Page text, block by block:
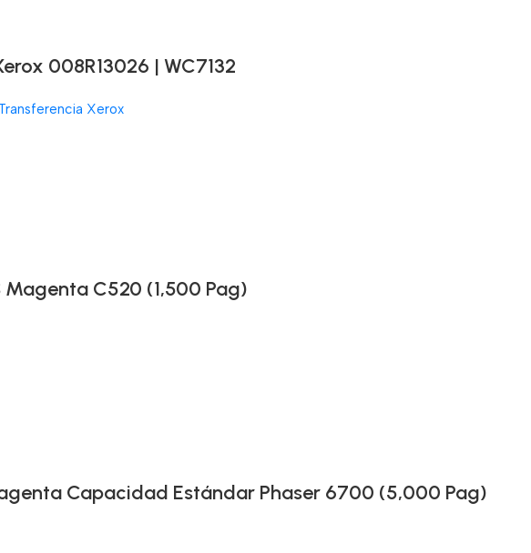
008R13026 | WC7132
Xerox
C520 (1,500 Pag)
Capacidad Estándar Phaser 6700 (5,000 Pag)